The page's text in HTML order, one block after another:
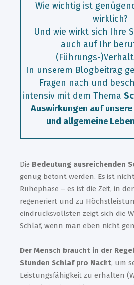
Wie wichtig ist
wirklich?
Und wie wirkt sich Ihre
auch auf Ihr
(Führungs-
In unserem Blogbeitrag
Fragen nach und
intensiv mit dem Thema
Auswirkungen auf
und allgemeine
Die Bedeutung ausreichenden
genug betont werden. Es ist
Ruhephase – es ist die Zeit, in
regeneriert und zu
eindrucksvollsten zeigt sich die
Schlaf, wenn man eben nicht
Der Mensch braucht in der
Stunden Schlaf pro Nacht, um
Leistungsfähigkeit zu erhalten